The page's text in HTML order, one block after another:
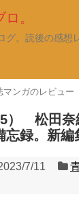
。
グ。読後の感想
マンガのレビュー
） 松田
録。新編
7/11